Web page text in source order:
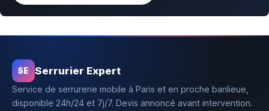
SE Serrurier Expert
Service de serrurerie mobile à Paris et en proche banlieue,
disponible 24h/24 et 7j/7. Devis annoncé avant intervention.